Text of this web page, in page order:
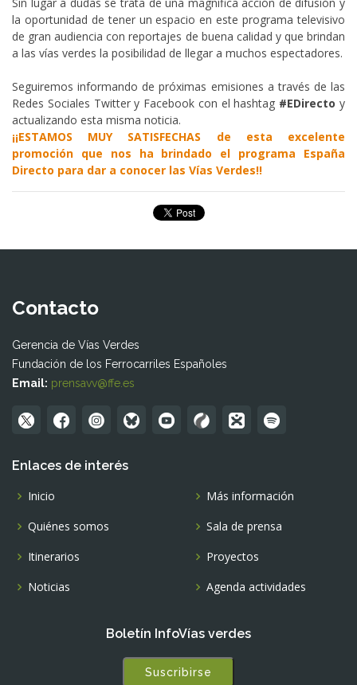
la oportunidad de tener un espacio en este programa televisivo
de gran audiencia con reportajes de buena calidad y que brindan
a las vías verdes la posibilidad de llegar a muchos espectadores.
Seguiremos informando de próximas emisiones a través de las
Redes Sociales Twitter y Facebook con el hashtag #EDirectoy
actualizando esta misma noticia.
¡¡ESTAMOS MUY SATISFECHAS de esta excelente
promoción que nos ha brindado el programa España
Directo para dar a conocer las Vías Verdes!!
Contacto
Gerencia de Vías Verdes
Fundación de los Ferrocarriles Españoles
Email: prensavv@ffe.es
Enlaces de interés
Inicio
Quiénes somos
Itinerarios
Noticias
Más información
Sala de prensa
Proyectos
Agenda actividades
Boletín InfoVías verdes
Suscribirse